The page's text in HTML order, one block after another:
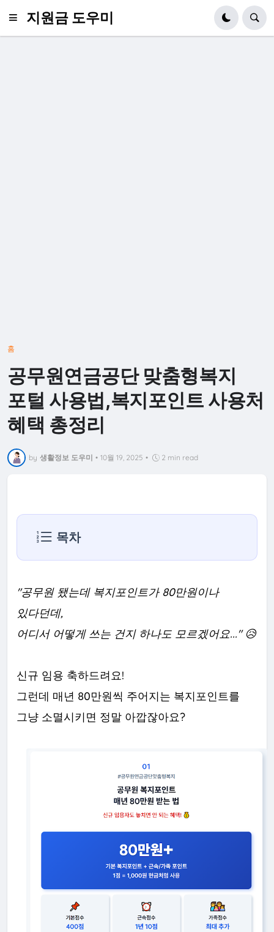
지원금 도우미
홈
공무원연금공단 맞춤형복지
포털 사용법,복지포인트 사용처
혜택 총정리
by 생활정보 도우미 • 10월 19, 2025 • 2 min read
목차
"공무원 됐는데 복지포인트가 80만원이나
있다던데,
어디서 어떻게 쓰는 건지 하나도 모르겠어요..." 😥
신규 임용 축하드려요!
그런데 매년 80만원씩 주어지는 복지포인트를
그냥 소멸시키면 정말 아깝잖아요?